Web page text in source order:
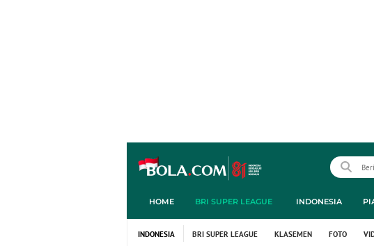
HOME BRI SUPER LEAGUE INDONESIA
INDONESIA BRI SUPER LEAGUE KLASEMEN FOTO